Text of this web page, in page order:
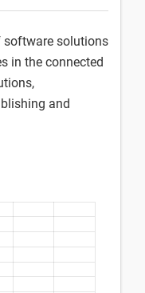
software solutions
in the connected
and